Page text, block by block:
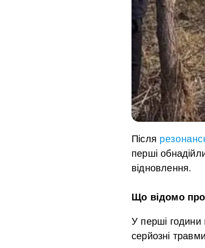
Після
перші
відновлення.
Що відомо про
У перші години
серйозні